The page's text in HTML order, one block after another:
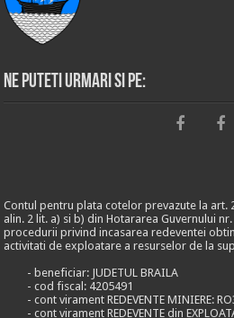
Ne puteti urmari si pe:
Contul pentru plata cotelor prevazute la art.
alin. 2 lit. a) si b) din Hotararea Guvernului
procedurii privind incasarea redeventei
activitati de exploatare a resurselor de la
- beneficiar: JUDETUL BRAILA
- cod fiscal: 4205491
- cont virament REDEVENTE MINIERE:
- cont virament REDEVENTE din